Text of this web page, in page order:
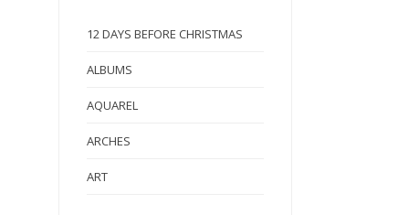
12 DAYS BEFORE CHRISTMAS
ALBUMS
AQUAREL
ARCHES
ART